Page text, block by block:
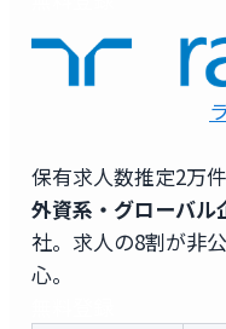
保有求人数推定2万
外資系・グローバル
社。求人の8割が非
心。